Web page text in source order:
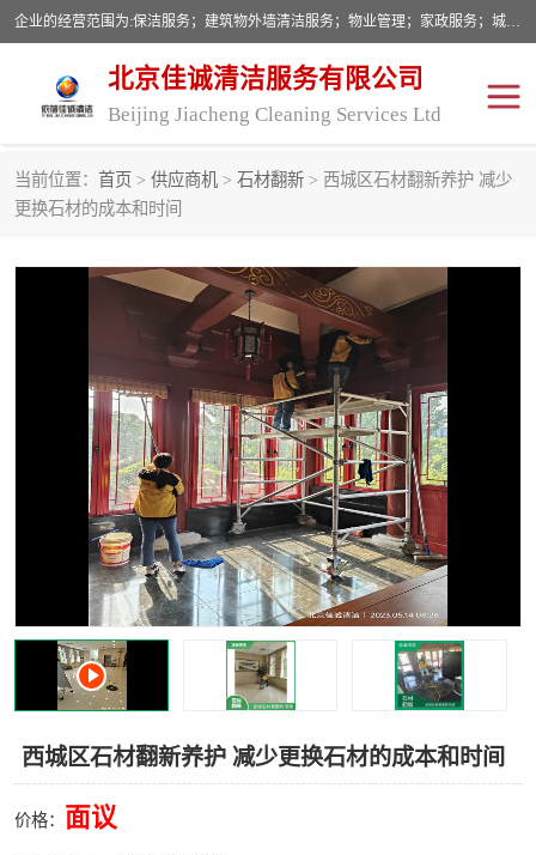
企业的经营范围为:保洁服务；建筑物外墙清洁服务；物业管理；家政服务；城市园林绿化；劳务分包；技术开发、技术转让、技术服务；销售保洁设备、卫生用品、化工产品（不含危险化学品及一类易制毒化学品）、日用品、办公设备、建筑材料、装饰材料；图文设计；清洁服务（不含餐具消毒）；中央空调维修；工程设计；施工总承包；专业承包。
北京佳诚清洁服务有限公司
Beijing Jiacheng Cleaning Services Ltd
当前位置： 首页 > 供应商机 > 石材翻新 > 西城区石材翻新养护 减少
更换石材的成本和时间
西城区石材翻新养护 减少更换石材的成本和时间
价格： 面议
外墙清洗
开荒保洁 保洁服务
建筑物外墙维修